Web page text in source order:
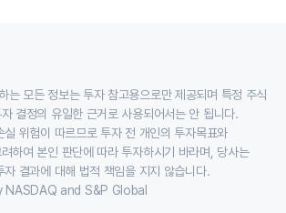
는 모든 정보는 투자 참고용으로만 제공되며 특정 주식
결정의 유일한 근거로 사용되어서는 안 됩니다.
실 위험이 따르므로 투자 전 개인의 투자목표와
하여 본인 판단에 따라 투자하시기 바라며, 당사는
자 결과에 대해 법적 책임을 지지 않습니다.
and S&P Global